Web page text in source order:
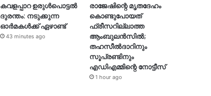
കവളപ്പാറ ഉരുൾപൊട്ടൽ
ദുരന്തം: നടുക്കുന്ന
ഓർമകൾക്ക് ഏഴാണ്ട്
43 minutes ago
രാജേഷിന്റെ മൃതദേഹം
കൊണ്ടുപോയത്
ഫ്രീസറില്ലാത്ത
ആംബുലൻസിൽ;
തഹസീൽദാറിനും
സൂപ്രണ്ടിനും
എഡിഎമ്മിന്റെ നോട്ടീസ്
1 hour ago